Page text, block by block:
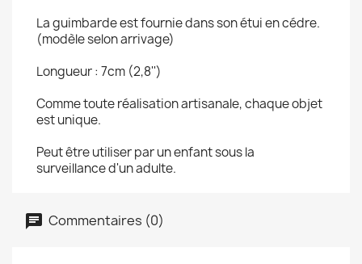
La guimbarde est fournie dans son étui en cédre.
(modèle selon arrivage)
Longueur : 7cm (2,8'')
Comme toute réalisation artisanale, chaque objet
est unique.
Peut être utiliser par un enfant sous la
surveillance d'un adulte.
Commentaires (0)